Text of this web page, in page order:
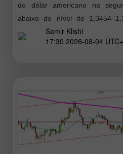
do dólar americano na
abaixo do nível de
queda pode continuar hoje
Samir Klishi
17:30 2026-08-04